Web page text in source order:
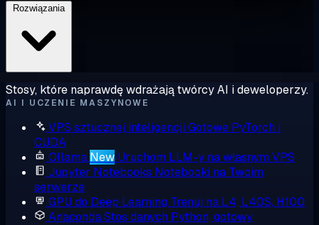
Rozwiązania
Stosy, które naprawdę wdrażają twórcy AI i deweloperzy.
AI I UCZENIE MASZYNOWE
VPS sztucznej inteligencji Gotowe PyTorch i
CUDA
Ollama New Uruchom LLM-y na własnym VPS
Jupyter Notebooks Notebooki na Twoim
serwerze
GPU do Deep Learning Trenuj na L4, L40S, H100
AnacondaStos danych Python, gotowy